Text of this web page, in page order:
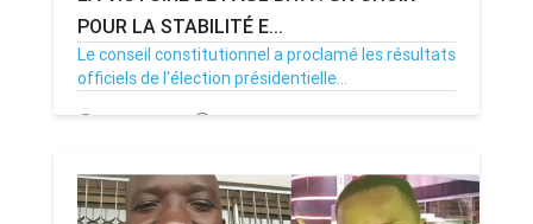
PLUS
POUR LA STABILITÉ E...
Le conseil constitutionnel a proclamé les résultats
officiels de l'élection présidentielle...
28/10/25 Par MenouActu 0